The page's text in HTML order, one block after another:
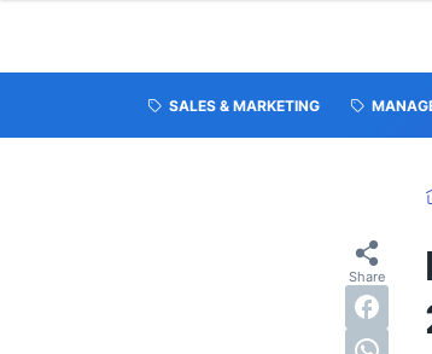
SALES & MARKETING